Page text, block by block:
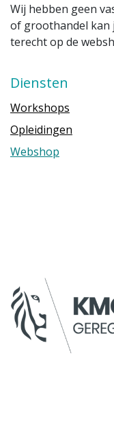
Wij hebben geen
of groothandel kan
terecht op de
Diensten
Workshops
Opleidingen
Webshop